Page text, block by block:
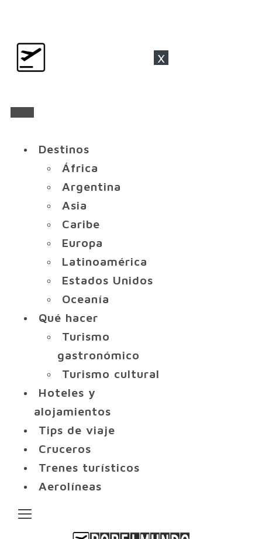
x
Destinos
África
Argentina
Asia
Caribe
Europa
Latinoamérica
Estados Unidos
Oceanía
Qué hacer
Turismo
gastronómico
Turismo cultural
Hoteles y
alojamientos
Tips de viaje
Cruceros
Trenes turísticos
Aerolíneas